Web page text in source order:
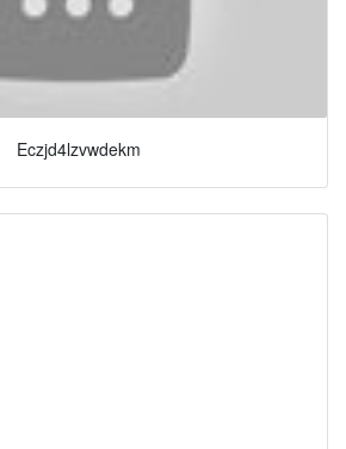
Eczjd4lzvwdekm